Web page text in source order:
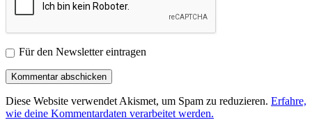
Für den Newsletter eintragen
Diese Website verwendet Akismet, um Spam zu reduzieren. Erfahre,
wie deine Kommentardaten verarbeitet werden.